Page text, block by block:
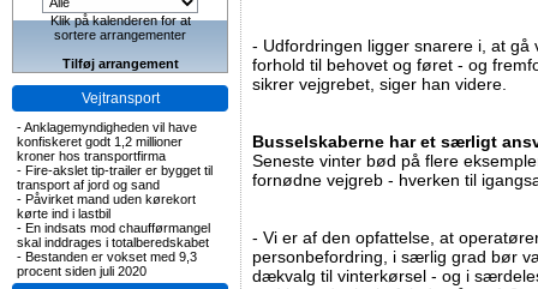
Klik på kalenderen for at
sortere arrangementer
Tilføj arrangement
Vejtransport
-Anklagemyndigheden vil have
konfiskeret godt 1,2 millioner
kroner hos transportfirma
- Fire-akslet tip-trailer er bygget til
transport af jord og sand
- Påvirket mand uden kørekort
kørte ind i lastbil
- En indsats mod chaufførmangel
skal inddrages i totalberedskabet
- Bestanden er vokset med 9,3
procent siden juli 2020
- Udfordringen ligger snarere i, at
forhold til behovet og føret - og
sikrer vejgrebet, siger han videre.
Busselskaberne har et særligt
Seneste vinter bød på flere
fornødne vejgreb - hverken til
- Vi er af den opfattelse, at
personbefordring, i særlig grad bør
dækvalg til vinterkørsel - og i